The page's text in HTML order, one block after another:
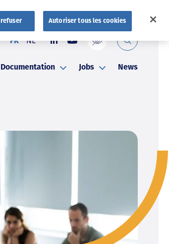
Documentation Jobs News
FR NL
Autoriser tous les cookies